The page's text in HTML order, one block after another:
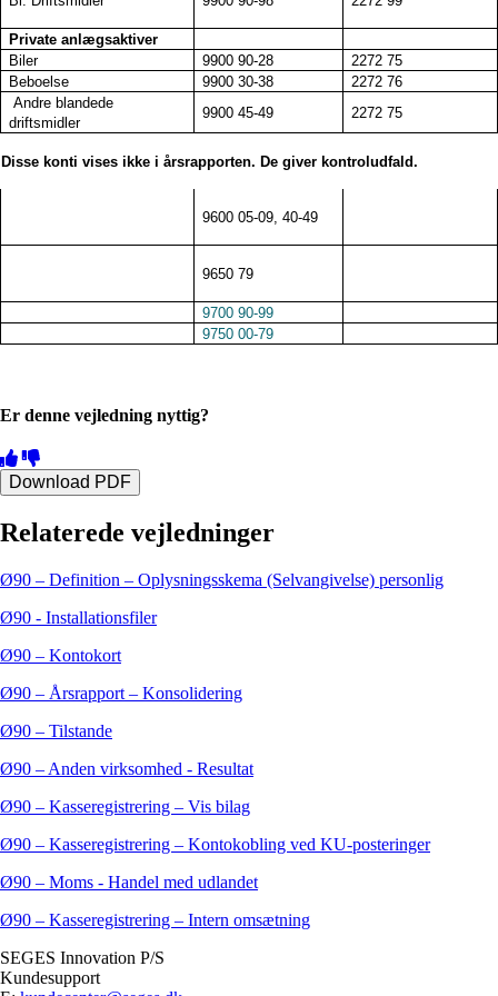
Private anlægsaktiver
Biler
9900 90-28
2272 75
Beboelse
9900 30-38
2272 76
Andre blandede
driftsmidler
9900 45-49 2272 75
Disse konti vises ikke i årsrapporten. De giver kontroludfald.
9600 05-09, 40-49
9650 79
9700 90-99
9750 00-79
Er denne vejledning nyttig?
Download PDF
Relaterede vejledninger
Ø90 – Definition – Oplysningsskema (Selvangivelse) personlig
Ø90 - Installationsfiler
Ø90 – Kontokort
Ø90 – Årsrapport – Konsolidering
Ø90 – Tilstande
Ø90 – Anden virksomhed - Resultat
Ø90 – Kasseregistrering – Vis bilag
Ø90 – Kasseregistrering – Kontokobling ved KU-posteringer
Ø90 – Moms - Handel med udlandet
Ø90 – Kasseregistrering – Intern omsætning
SEGES Innovation P/S
Kundesupport